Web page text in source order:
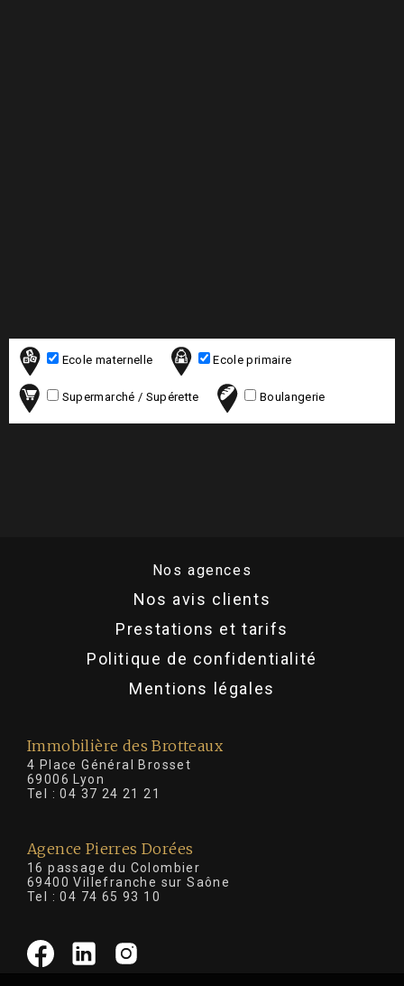
Ecole maternelle Ecole primaire
Supermarché / Supérette Boulangerie
Nos agences
Nos avis clients
Prestations et tarifs
Politique de confidentialité
Mentions légales
Immobilière des Brotteaux
4 Place Général Brosset
69006 Lyon
Tel :04 37 24 21 21
Agence Pierres Dorées
16 passage du Colombier
69400 Villefranche sur Saône
Tel :04 74 65 93 10